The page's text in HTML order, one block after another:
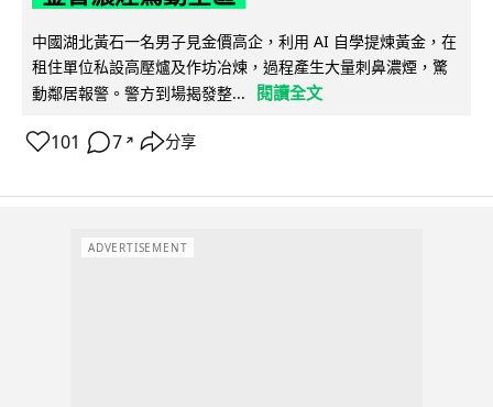
中國湖北黃石一名男子見金價高企，利用 AI 自學提煉黃金，在
租住單位私設高壓爐及作坊冶煉，過程產生大量刺鼻濃煙，驚
動鄰居報警。警方到場揭發整...
閱讀全文
101 7 ↗ 分享
ADVERTISEMENT